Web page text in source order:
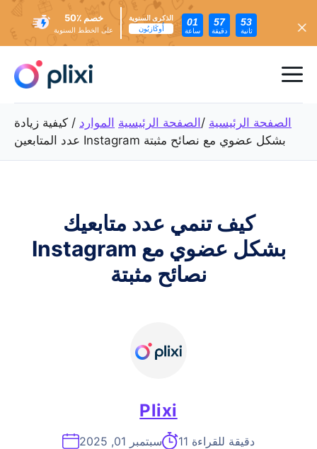
إلى
المحتوى
خصم ٪50
على الخطط السنوية
الذكرى السنوية
أُوكَازيُون
01
ساعة
57
دقيقة
51
ثانية
الصفحة الرئيسية / الصفحة الرئيسية الموارد / كيفية زيادة
عدد المتابعين Instagram بشكل عضوي مع نصائح مثبتة
كيف تنمي عدد متابعيك
Instagram بشكل عضوي مع
نصائح مثبتة
Plixi
سبتمبر 01, 2025 11 دقيقة للقراءة